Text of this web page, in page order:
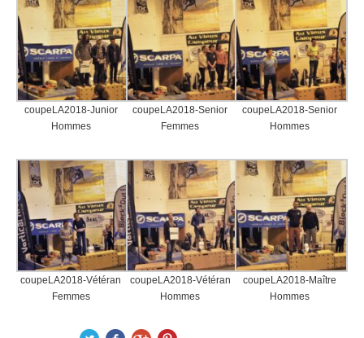
coupeLA2018-Junior
Hommes
coupeLA2018-Senior
Femmes
coupeLA2018-Senior
Hommes
coupeLA2018-Vétéran
Femmes
coupeLA2018-Vétéran
Hommes
coupeLA2018-Maître
Hommes